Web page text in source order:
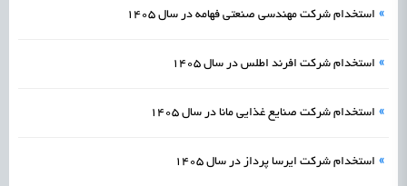
» استخدام شرکت مهندسی صنعتی فهامه در سال 1405
» استخدام شرکت افرند اطلس در سال 1405
» استخدام شرکت صنایع غذایی مانا در سال 1405
» استخدام شرکت ایرسا پرداز در سال 1405